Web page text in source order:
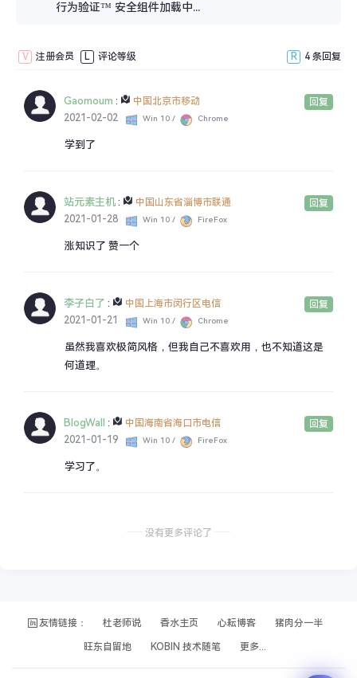
行为验证™ 安全组件加载中...
V 注册会员 L 评论等级 R 4 条回复
Gaomoum :
中国北京市移动
2021-02-02
Win 10 / Chrome
学到了
回复
站元素主机 :
中国山东省淄博市联通
2021-01-28
Win 10 / FireFox
涨知识了 赞一个
回复
李子白了 :
中国上海市闵行区电信
2021-01-21
Win 10 / Chrome
虽然我喜欢极简风格，但我自己不喜欢用，也不知道这是
何道理。
回复
BlogWall :
中国海南省海口市电信
2021-01-19
Win 10 / FireFox
学习了。
回复
没有更多评论了
友情链接： 杜老师说 香水主页 心耘博客 猪肉分一半
旺东自留地 KOBIN 技术随笔 更多...